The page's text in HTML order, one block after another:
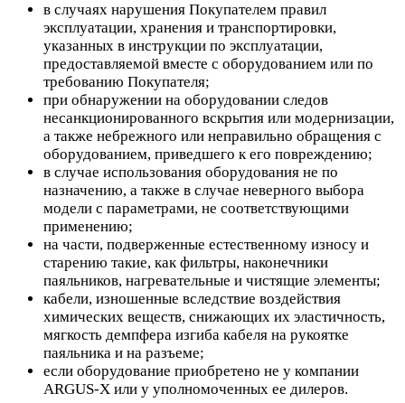
в случаях нарушения Покупателем правил
эксплуатации, хранения и транспортировки,
указанных в инструкции по эксплуатации,
предоставляемой вместе с оборудованием или по
требованию Покупателя;
при обнаружении на оборудовании следов
несанкционированного вскрытия или модернизации,
а также небрежного или неправильно обращения с
оборудованием, приведшего к его повреждению;
в случае использования оборудования не по
назначению, а также в случае неверного выбора
модели с параметрами, не соответствующими
применению;
на части, подверженные естественному износу и
старению такие, как фильтры, наконечники
паяльников, нагревательные и чистящие элементы;
кабели, изношенные вследствие воздействия
химических веществ, снижающих их эластичность,
мягкость демпфера изгиба кабеля на рукоятке
паяльника и на разъеме;
если оборудование приобретено не у компании
ARGUS-X или у уполномоченных ее дилеров.